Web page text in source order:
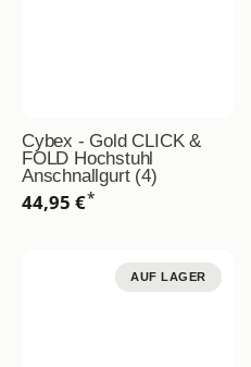
Cybex - Gold CLICK &
FOLD Hochstuhl
Anschnallgurt (4)
44,95 €*
AUF LAGER